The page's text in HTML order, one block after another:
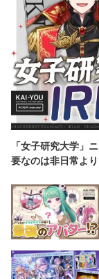
「女子研究大学」
要なのは非日常よ